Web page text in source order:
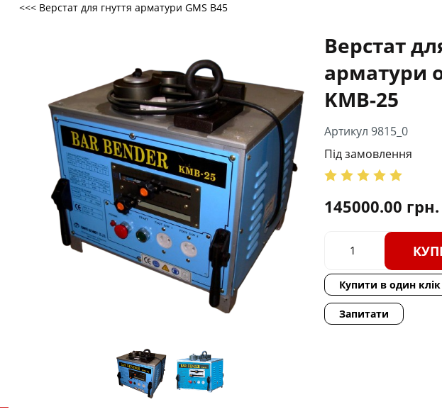
<<< Верстат для гнуття арматури GMS B45
Верстат
арматури
KMB-25
Артикул 9815_0
Під замовлення
145000.00 грн.
Купити в один клік
Запитати